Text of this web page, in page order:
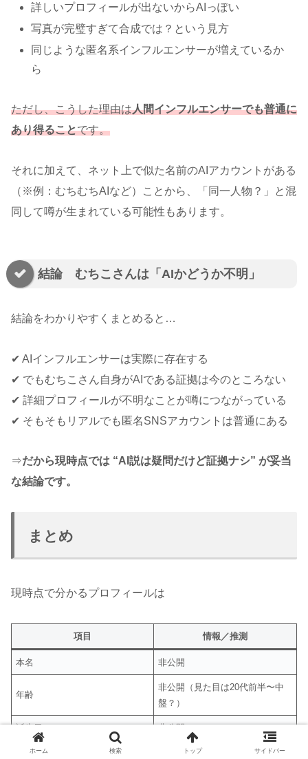
詳しいプロフィールが出ないからAIっぽい
写真が完璧すぎて合成では？という見方
同じような匿名系インフルエンサーが増えているか
ら
ただし、こうした理由は人間インフルエンサーでも普通に
あり得ることです。
それに加えて、ネット上で似た名前のAIアカウントがある
（※例：むちむちAIなど）ことから、「同一人物？」と混
同して噂が生まれている可能性もあります。
結論 むちこさんは「AIかどうか不明」
結論をわかりやすくまとめると…
✔ AIインフルエンサーは実際に存在する
✔ でもむちこさん自身がAIである証拠は今のところない
✔ 詳細プロフィールが不明なことが噂につながっている
✔ そもそもリアルでも匿名SNSアカウントは普通にある
⇒だから現時点では “AI説は疑問だけど証拠ナシ” が妥当
な結論です。
まとめ
現時点で分かるプロフィールは
項目 情報／推測
本名 非公開
年齢
非公開（見た目は20代前半〜中
盤？）
誕生日 非公開
非公開（写真から160cm前後？
ホーム 検索 トップ サイドバー